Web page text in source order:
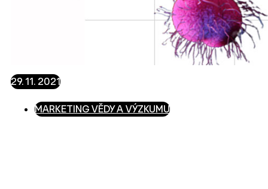
29. 11. 2021
MARKETING VĚDY A VÝZKUMU